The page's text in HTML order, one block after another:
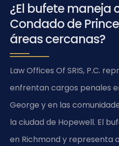
¿El bufete maneja
Condado de
áreas cercanas?
Law Offices Of SRIS, P.C.
enfrentan cargos penales
George y en las
la ciudad de Hopewell. El
en Richmond y representa